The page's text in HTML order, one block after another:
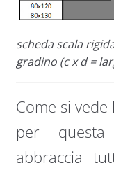
scheda scala
gradino (c x d =
Come si vede
per
abbraccia